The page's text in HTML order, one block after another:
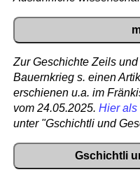
Zur Geschichte Zeils
Bauernkrieg s. einen
erschienen u.a. im
vom 24.05.2025. Hier als
unter "Gschichtli und
Gschichtli